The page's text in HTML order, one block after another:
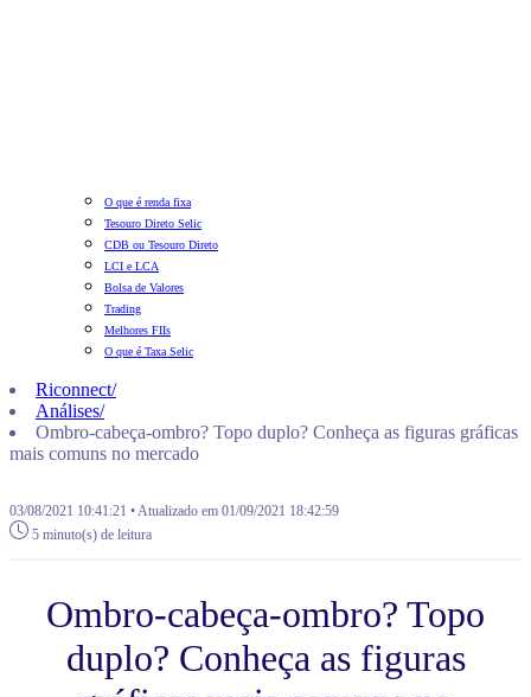
O que é renda fixa
Tesouro Direto Selic
CDB ou Tesouro Direto
LCI e LCA
Bolsa de Valores
Trading
Melhores FIIs
O que é Taxa Selic
Riconnect/
Análises/
Ombro-cabeça-ombro? Topo duplo? Conheça as figuras gráficas
mais comuns no mercado
03/08/2021 10:41:21 • Atualizado em 01/09/2021 18:42:59
5 minuto(s) de leitura
Ombro-cabeça-ombro? Topo
duplo? Conheça as figuras